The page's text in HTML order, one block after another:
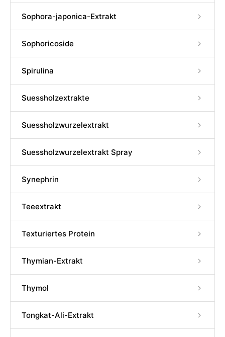
Sophora-japonica-Extrakt
Sophoricoside
Spirulina
Suessholzextrakte
Suessholzwurzelextrakt
Suessholzwurzelextrakt Spray
Synephrin
Teeextrakt
Texturiertes Protein
Thymian-Extrakt
Thymol
Tongkat-Ali-Extrakt